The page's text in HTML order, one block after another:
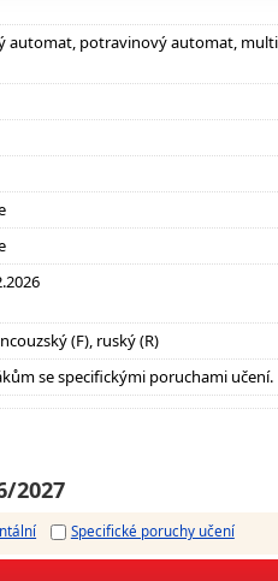
potravinový automat,
(F), ruský (R)
se specifickými poruchami učení.
2027
Specifické poruchy učení